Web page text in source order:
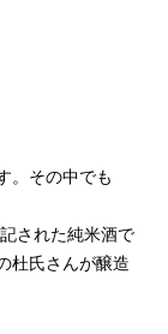
。その中でも
された純米酒で
杜氏さんが醸造